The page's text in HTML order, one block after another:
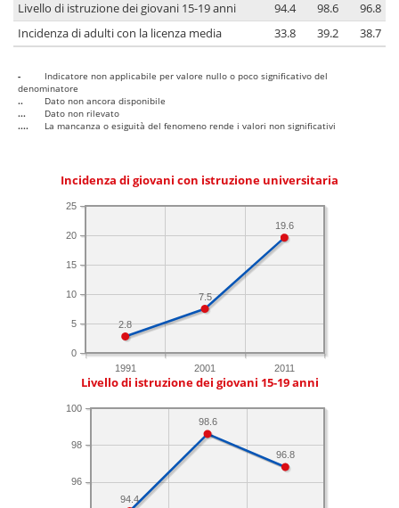
Livello di istruzione dei giovani 15-19 anni 94.4 98.6
96.8
Incidenza di adulti con la licenza media
33.8 39.2 38.7
-
Indicatore non applicabile per valore nullo o poco significativo del
denominatore
..
Dato non ancora disponibile
...
Dato non rilevato
....
La mancanza o esiguità del fenomeno rende i valori non significativi
Incidenza di giovani con istruzione universitaria
1991 2001 2011
0
5
10
15
20
25
19.6
7.5
2.8
Livello di istruzione dei giovani 15-19 anni
96
98
100
96.8
98.6
94.4